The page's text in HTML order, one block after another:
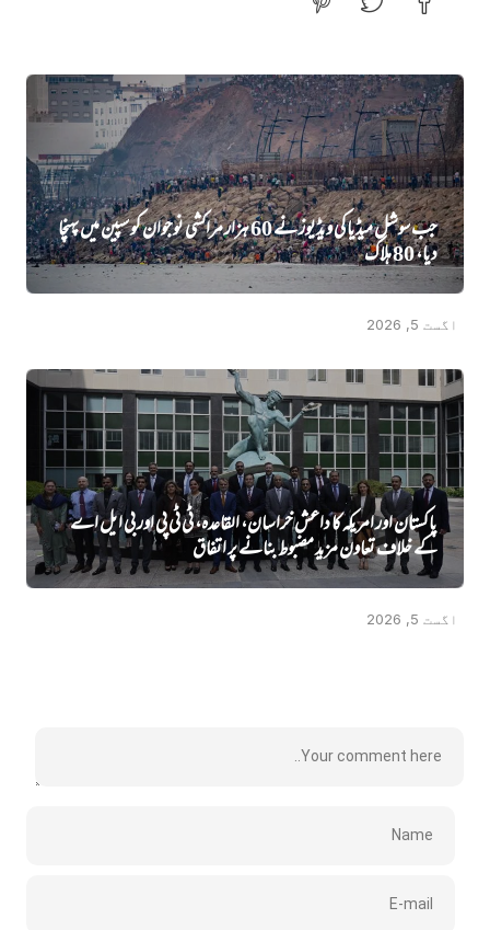
جب سوشل میڈیا کی ویڈیوز نے 60 ہزار مراکشی نوجوان کو سپین میں پہنچا
دیا، 80 ہلاک
اگست 5, 2026
پاکستان اور امریکہ کا داعش خراسان، القاعدہ، ٹی ٹی پی اور بی ایل اے
کے خلاف تعاون مزید مضبوط بنانے پر اتفاق
اگست 5, 2026